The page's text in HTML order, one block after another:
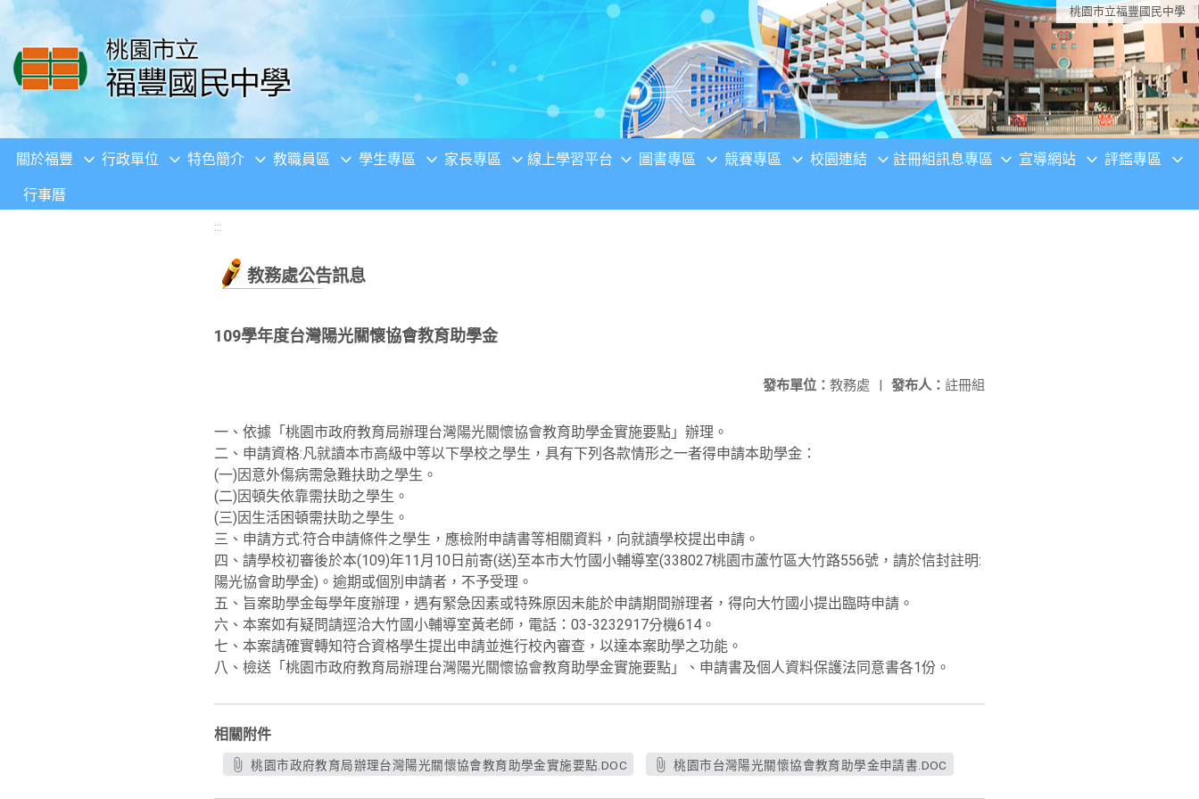
移至網頁之主要內容區位置 桃園市立福豐國民中學
關於福豐 行政單位 特色簡介 教職員區 學生專區 家長專區 線上學習平台 圖書專區 競賽專區 校園連結 註冊組訊息專區 宣導網站 評鑑專區
行事曆
:::
教務處公告訊息
109學年度台灣陽光關懷協會教育助學金
發布人： 註冊組
發布單位： 教務處 |
一、依據「桃園市政府教育局辦理台灣陽光關懷協會教育助學金實施要點」辦理。
二、申請資格:凡就讀本市高級中等以下學校之學生，具有下列各款情形之一者得申請本助學金：
(一)因意外傷病需急難扶助之學生。
(二)因頓失依靠需扶助之學生。
(三)因生活困頓需扶助之學生。
三、申請方式:符合申請條件之學生，應檢附申請書等相關資料，向就讀學校提出申請。
四、請學校初審後於本(109)年11月10日前寄(送)至本市大竹國小輔導室(338027桃園市蘆竹區大竹路556號，請於信封註明:
陽光協會助學金)。逾期或個別申請者，不予受理。
五、旨案助學金每學年度辦理，遇有緊急因素或特殊原因未能於申請期間辦理者，得向大竹國小提出臨時申請。
六、本案如有疑問請逕洽大竹國小輔導室黃老師，電話：03-3232917分機614。
七、本案請確實轉知符合資格學生提出申請並進行校內審查，以達本案助學之功能。
八、檢送「桃園市政府教育局辦理台灣陽光關懷協會教育助學金實施要點」、申請書及個人資料保護法同意書各1份。
相關附件
桃園市政府教育局辦理台灣陽光關懷協會教育助學金實施要點.DOC 桃園市台灣陽光關懷協會教育助學金申請書.DOC